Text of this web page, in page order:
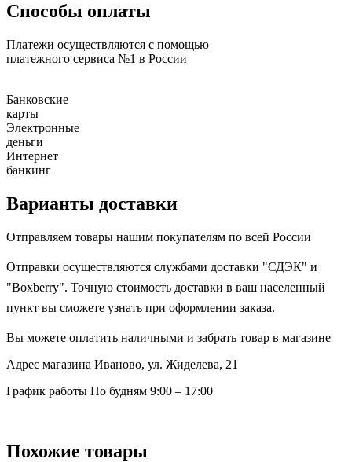
Способы оплаты
Платежи осуществляются с помощью
платежного сервиса №1 в России
Банковские
карты
Электронные
деньги
Интернет
банкинг
Варианты доставки
Отправляем товары нашим покупателям по всей России
Отправки осуществляются службами доставки "СДЭК" и
"Boxberry". Точную стоимость доставки в ваш населенный
пункт вы сможете узнать при оформлении заказа.
Вы можете оплатить наличными и забрать товар в магазине
Адрес магазина Иваново, ул. Жиделева, 21
График работы По будням 9:00 – 17:00
Похожие товары